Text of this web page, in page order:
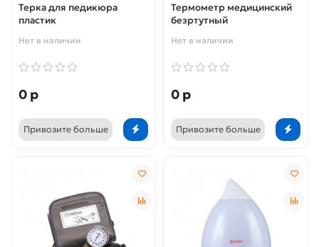
Терка для педикюра
пластик
Нет в наличии
0 р
Привозите больше
Термометр медицинский
безртутный
Нет в наличии
0 р
Привозите больше